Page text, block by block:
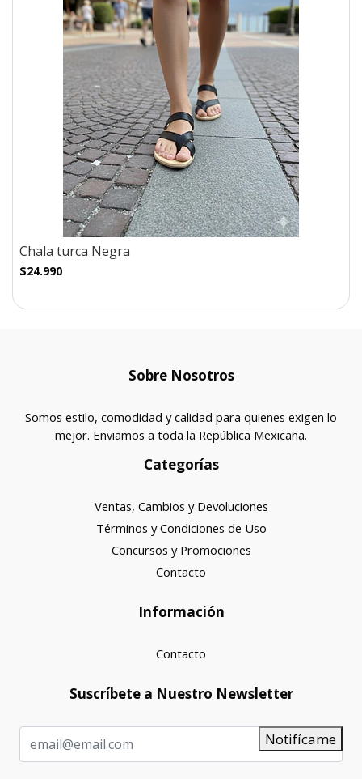
Chala turca Negra
$24.990
Sobre Nosotros
Somos estilo, comodidad y calidad para quienes exigen lo
mejor. Enviamos a toda la República Mexicana.
Categorías
Ventas, Cambios y Devoluciones
Términos y Condiciones de Uso
Concursos y Promociones
Contacto
Información
Contacto
Suscríbete a Nuestro Newsletter
Notifícame